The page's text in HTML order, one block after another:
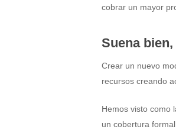
cobrar un mayor
Suena
Crear un nuevo
recursos creando
Hemos visto como
un cobertura